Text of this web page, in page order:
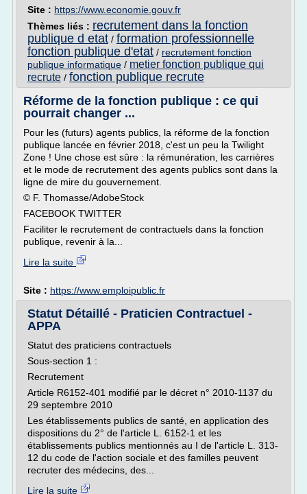
Site : https://www.economie.gouv.fr
Thèmes liés : recrutement dans la fonction
publique d etat / formation professionnelle
fonction publique d'etat / recrutement fonction
publique informatique / metier fonction publique qui
recrute / fonction publique recrute
Réforme de la fonction publique : ce qui
pourrait changer ...
Pour les (futurs) agents publics, la réforme de la fonction
publique lancée en février 2018, c'est un peu la Twilight
Zone ! Une chose est sûre : la rémunération, les carrières
et le mode de recrutement des agents publics sont dans la
ligne de mire du gouvernement.
© F. Thomasse/AdobeStock
FACEBOOK TWITTER
Faciliter le recrutement de contractuels dans la fonction
publique, revenir à la...
Lire la suite
Site : https://www.emploipublic.fr
Statut Détaillé - Praticien Contractuel -
APPA
Statut des praticiens contractuels
Sous-section 1 :
Recrutement
Article R6152-401 modifié par le décret n° 2010-1137 du
29 septembre 2010
Les établissements publics de santé, en application des
dispositions du 2° de l'article L. 6152-1 et les
établissements publics mentionnés au I de l'article L. 313-
12 du code de l'action sociale et des familles peuvent
recruter des médecins, des...
Lire la suite